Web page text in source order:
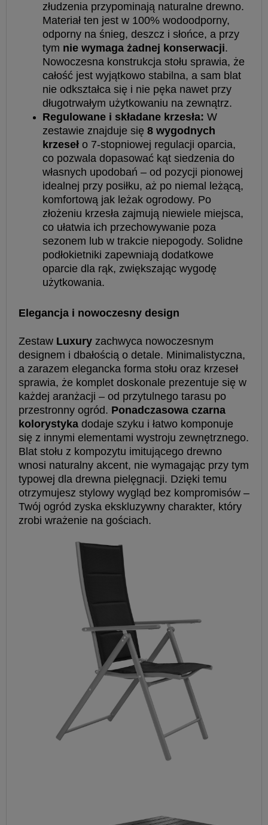
złudzenia przypominają naturalne drewno.
Materiał ten jest w 100% wodoodporny,
odporny na śnieg, deszcz i słońce, a przy
tym nie wymaga żadnej konserwacji.
Nowoczesna konstrukcja stołu sprawia, że
całość jest wyjątkowo stabilna, a sam blat
nie odkształca się i nie pęka nawet przy
długotrwałym użytkowaniu na zewnątrz.
Regulowane i składane krzesła: W
zestawie znajduje się 8 wygodnych
krzeseł o 7-stopniowej regulacji oparcia,
co pozwala dopasować kąt siedzenia do
własnych upodobań – od pozycji pionowej
idealnej przy posiłku, aż po niemal leżącą,
komfortową jak leżak ogrodowy. Po
złożeniu krzesła zajmują niewiele miejsca,
co ułatwia ich przechowywanie poza
sezonem lub w trakcie niepogody. Solidne
podłokietniki zapewniają dodatkowe
oparcie dla rąk, zwiększając wygodę
użytkowania.
Elegancja i nowoczesny design
Zestaw Luxury zachwyca nowoczesnym
designem i dbałością o detale. Minimalistyczna,
a zarazem elegancka forma stołu oraz krzeseł
sprawia, że komplet doskonale prezentuje się w
każdej aranżacji – od przytulnego tarasu po
przestronny ogród. Ponadczasowa czarna
kolorystyka dodaje szyku i łatwo komponuje
się z innymi elementami wystroju zewnętrznego.
Blat stołu z kompozytu imitującego drewno
wnosi naturalny akcent, nie wymagając przy tym
typowej dla drewna pielęgnacji. Dzięki temu
otrzymujesz stylowy wygląd bez kompromisów –
Twój ogród zyska ekskluzywny charakter, który
zrobi wrażenie na gościach.